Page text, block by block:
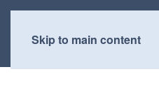
Skip to main content